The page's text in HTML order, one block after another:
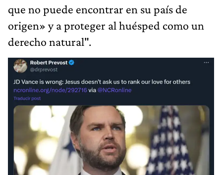
que no puede encontrar en su país de
origen» y a proteger al huésped como un
derecho natural".